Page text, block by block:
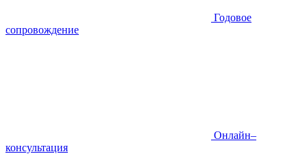
Годовое
сопровождение
Онлайн–
консультация